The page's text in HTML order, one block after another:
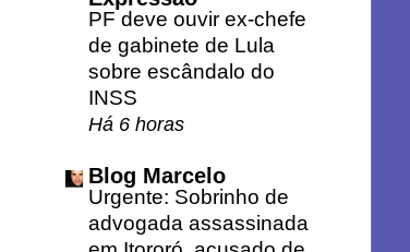
PF deve ouvir ex-chefe
de gabinete de Lula
sobre escândalo do
INSS
Há 6 horas
Blog Marcelo
Urgente: Sobrinho de
advogada assassinada